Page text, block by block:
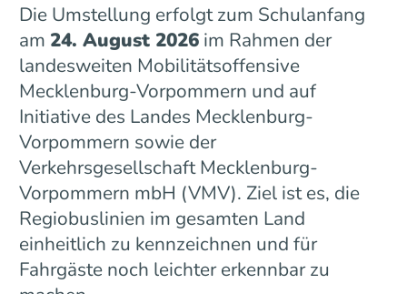
Die Umstellung erfolgt zum Schulanfang
am 24. August 2026im Rahmen der
landesweiten Mobilitätsoffensive
Mecklenburg-Vorpommern und auf
Initiative des Landes Mecklenburg-
Vorpommern sowie der
Verkehrsgesellschaft Mecklenburg-
Vorpommern mbH (VMV). Ziel ist es, die
Regiobuslinien im gesamten Land
einheitlich zu kennzeichnen und für
Fahrgäste noch leichter erkennbar zu